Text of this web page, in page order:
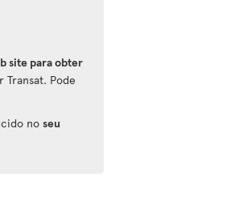
site para obter
Pode
no seu